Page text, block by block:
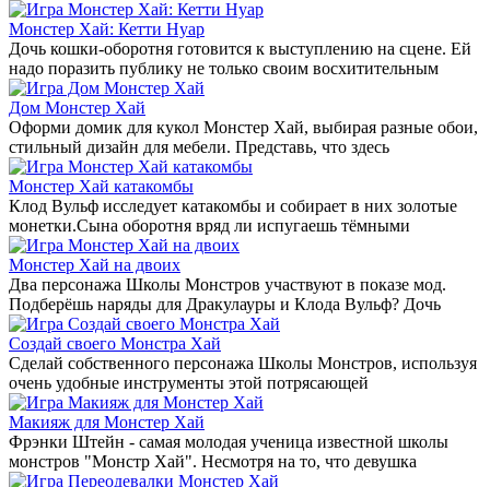
Монстер Хай: Кетти Нуар
Дочь кошки-оборотня готовится к выступлению на сцене. Ей
надо поразить публику не только своим восхитительным
Дом Монстер Хай
Оформи домик для кукол Монстер Хай, выбирая разные обои,
стильный дизайн для мебели. Представь, что здесь
Монстер Хай катакомбы
Клод Вульф исследует катакомбы и собирает в них золотые
монетки.Сына оборотня вряд ли испугаешь тёмными
Монстер Хай на двоих
Два персонажа Школы Монстров участвуют в показе мод.
Подберёшь наряды для Дракулауры и Клода Вульф? Дочь
Создай своего Монстра Хай
Сделай собственного персонажа Школы Монстров, используя
очень удобные инструменты этой потрясающей
Макияж для Монстер Хай
Фрэнки Штейн - самая молодая ученица известной школы
монстров "Монстр Хай". Несмотря на то, что девушка